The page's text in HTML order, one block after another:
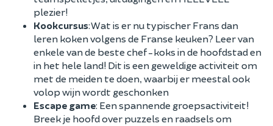
plezier!
Kookcursus: Wat is er nu typischer Frans dan
leren koken volgens de Franse keuken? Leer van
enkele van de beste chef-koks in de hoofdstad en
in het hele land! Dit is een geweldige activiteit om
met de meiden te doen, waarbij er meestal ook
volop wijn wordt geschonken
Escape game: Een spannende groepsactiviteit!
Breek je hoofd over puzzels en raadsels om